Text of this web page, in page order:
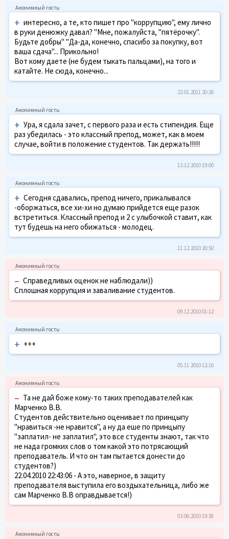
+ интересно, а те, кто пишет про "коррупцию", ему лично
в руки денюжку давал? "Мне, пожалуйста, "пятёрочку".
Будьте добры" "Да-да, конечно, спасибо за покупку, вот
ваша сдача"... Прикольно!
Вот кому даете (не будем тыкать пальцами), на того и
катайте. Не сюда, конечно...
22.01.2011 20:26
+ Ура, я сдала зачет, с первого раза и есть стипендия. Еще
раз убедилась - это классный препод, может, как в моем
случае, войти в положение студентов. Так держать!!!!!
13.12.2010 19:00
+ Сегодня сдавались, препод ничего, прикалывался
-оборжаться, все хи-хи но думаю прийдется еще разок
встретиться. Классный препод и 2 с улыбочкой ставит, как
тут будешь на него обижаться - молодец.
11.12.2010 20:50
– Справедливых оценок не наблюдали))
Сплошная коррупция и заваливание студентов.
09.12.2010 01:12
+ +++
05.11.2010 12:16
– Та не дай боже кому-то таких преподавателей как
Марченко В.В.
Студентов действительно оценивает по принцыпу
"нравиться -не нравится", а ну да еше по принцыпу
"заплатил- не заплатил", это все студенты знают, так что
не нада громких слов о том какой это потрясающий
преподаватель. И что он там пытается донести до
студентов?)
22.04.2010 22:43:06 - А это, наверное, в защиту
преподавателя выступила его воздыхательница, либо же
сам Марченко В.В оправдывается!)
03.06.2010 19:58